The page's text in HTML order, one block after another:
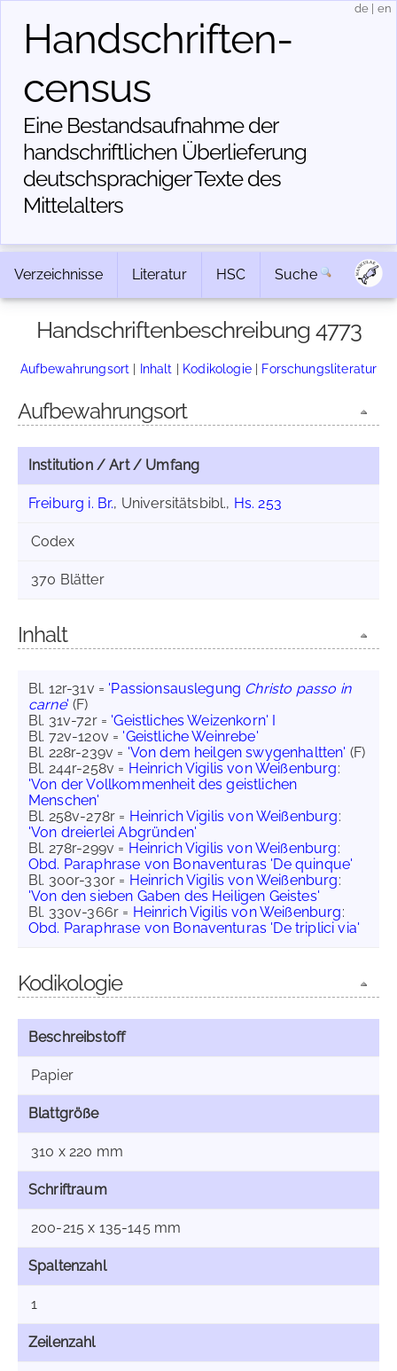
Handschriften­
census
Eine Bestandsaufnahme der
handschriftlichen Über­lieferung
deutschsprachiger Texte des
Mittelalters
de en
Verzeichnisse Literatur HSC Suche
Handschriftenbeschreibung 4773
Aufbewahrungsort | Inhalt | Kodikologie| Forschungsliteratur
Aufbewahrungsort
Institution / Art / Umfang
Freiburg i. Br., Universitätsbibl., Hs. 253
Codex
370 Blätter
Inhalt
Bl. 12r-31v = 'Passionsauslegung Christo passo in
carne' (F)
Bl. 31v-72r = 'Geistliches Weizenkorn' I
Bl. 72v-120v = 'Geistliche Weinrebe'
Bl. 228r-239v = 'Von dem heilgen swygenhaltten' (F)
Bl. 244r-258v = Heinrich Vigilis von Weißenburg:
'Von der Vollkommenheit des geistlichen
Menschen'
Bl. 258v-278r = Heinrich Vigilis von Weißenburg:
'Von dreierlei Abgründen'
Bl. 278r-299v = Heinrich Vigilis von Weißenburg:
Obd. Paraphrase von Bonaventuras 'De quinque'
Bl. 300r-330r = Heinrich Vigilis von Weißenburg:
'Von den sieben Gaben des Heiligen Geistes'
Bl. 330v-366r = Heinrich Vigilis von Weißenburg:
Obd. Paraphrase von Bonaventuras 'De triplici via'
Kodikologie
Beschreibstoff
Papier
Blattgröße
310 x 220 mm
Schriftraum
200-215 x 135-145 mm
Spaltenzahl
1
Zeilenzahl